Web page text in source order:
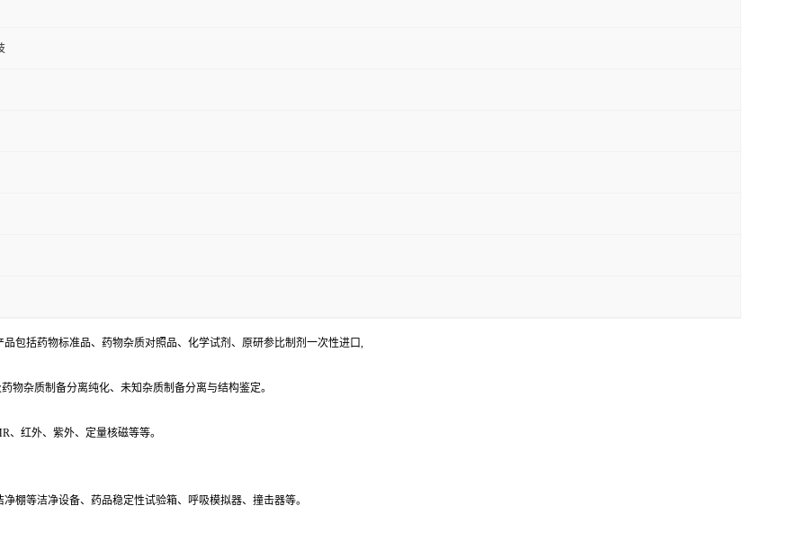
包括药物标准品、药物杂质对照品、化学试剂、原研参比制剂一次性进口,
物杂质制备分离纯化、未知杂质制备分离与结构鉴定。
、红外、紫外、定量核磁等等。
棚等洁净设备、药品稳定性试验箱、呼吸模拟器、撞击器等。